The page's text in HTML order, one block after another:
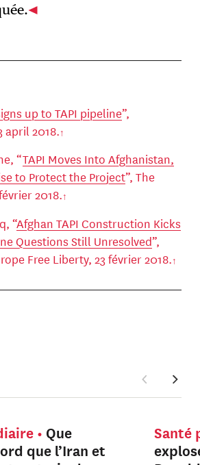
up to TAPI pipeline”,
april 2018.
“TAPI Moves Into Afghanistan,
to Protect the Project”, The
2018.
“Afghan TAPI Construction Kicks
Questions Still Unresolved”,
Free Liberty, 23 février 2018.
Que
que l’Iran et
Santé